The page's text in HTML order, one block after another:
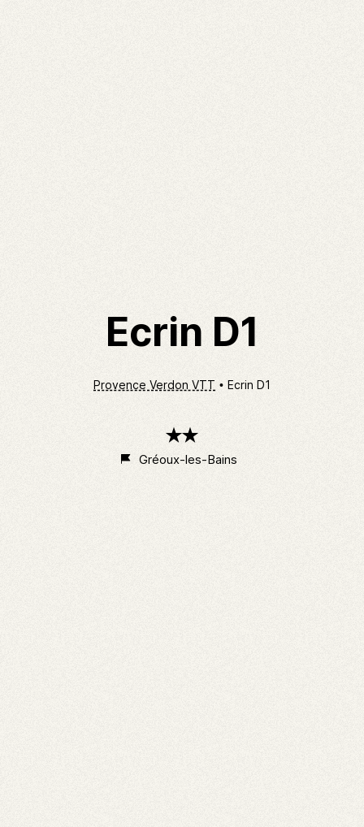
Ecrin D1
Provence Verdon VTT Ecrin D1
étoiles
Gréoux-les-Bains